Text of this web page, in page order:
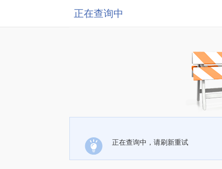
正在查询中
正在查询中，请刷新重试